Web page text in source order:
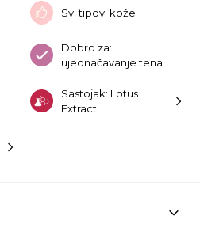
Svi tipovi kože
Dobro za:
ujednačavanje tena
Sastojak: Lotus
Extract